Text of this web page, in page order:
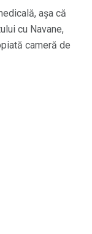
așa că
cu Navane,
cameră de